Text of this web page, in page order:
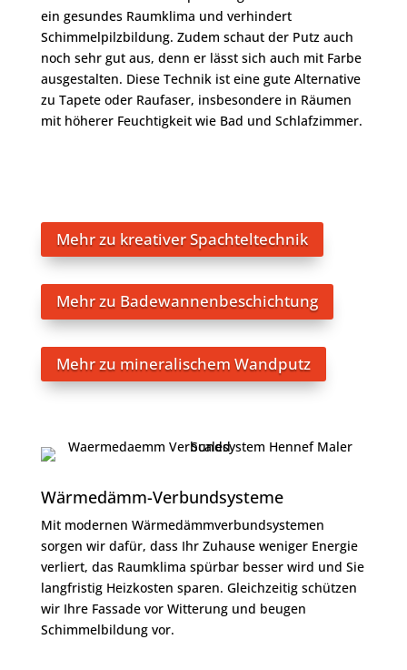
ein gesundes Raumklima und verhindert
Schimmelpilzbildung. Zudem schaut der Putz auch
noch sehr gut aus, denn er lässt sich auch mit Farbe
ausgestalten. Diese Technik ist eine gute Alternative
zu Tapete oder Raufaser, insbesondere in Räumen
mit höherer Feuchtigkeit wie Bad und Schlafzimmer.
Mehr zu kreativer Spachteltechnik
Mehr zu Badewannenbeschichtung
Mehr zu mineralischem Wandputz
Wärmedämm-Verbundsysteme
Mit modernen Wärmedämmverbundsystemen
sorgen wir dafür, dass Ihr Zuhause weniger Energie
verliert, das Raumklima spürbar besser wird und Sie
langfristig Heizkosten sparen. Gleichzeitig schützen
wir Ihre Fassade vor Witterung und beugen
Schimmelbildung vor.